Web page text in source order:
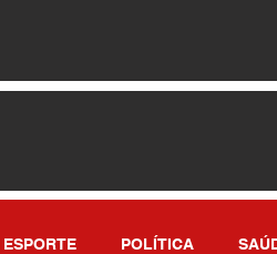
ESPORTE POLÍTICA